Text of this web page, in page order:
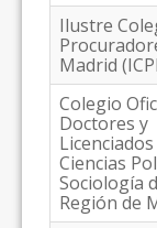
Ilustre
Madrid
Colegio
Doctores y
Ciencias
Sociología
Región de